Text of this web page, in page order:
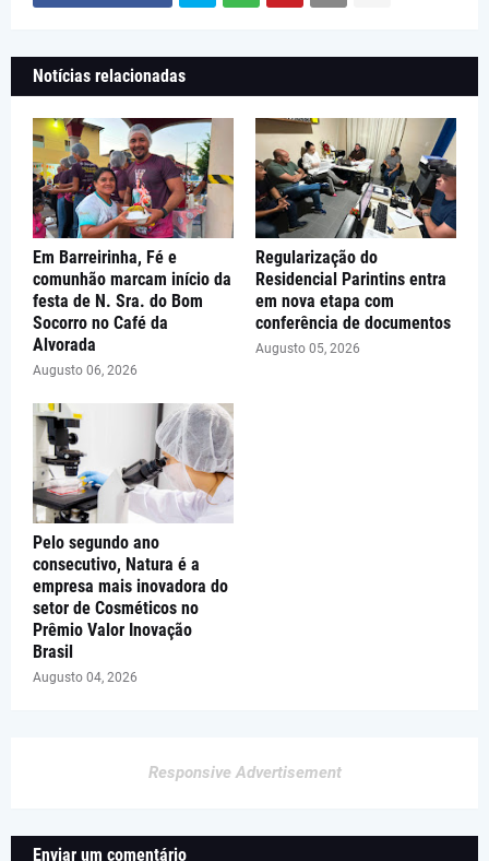
Notícias relacionadas
Em Barreirinha, Fé e
comunhão marcam início da
festa de N. Sra. do Bom
Socorro no Café da
Alvorada
Augusto 06, 2026
Regularização do
Residencial Parintins entra
em nova etapa com
conferência de documentos
Augusto 05, 2026
Pelo segundo ano
consecutivo, Natura é a
empresa mais inovadora do
setor de Cosméticos no
Prêmio Valor Inovação
Brasil
Augusto 04, 2026
Responsive Advertisement
Enviar um comentário